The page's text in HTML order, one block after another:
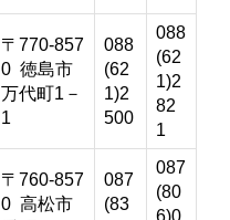
〒770-857
0 徳島市
万代町1－
1
088
(62
1)2
500
088
(62
1)2
82
1
〒760-857
0 高松市
087
(83
087
(80
6)0